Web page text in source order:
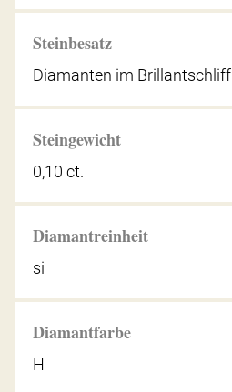
Steinbesatz
Diamanten im Brillantschliff
Steingewicht
0,10 ct.
Diamantreinheit
si
Diamantfarbe
H